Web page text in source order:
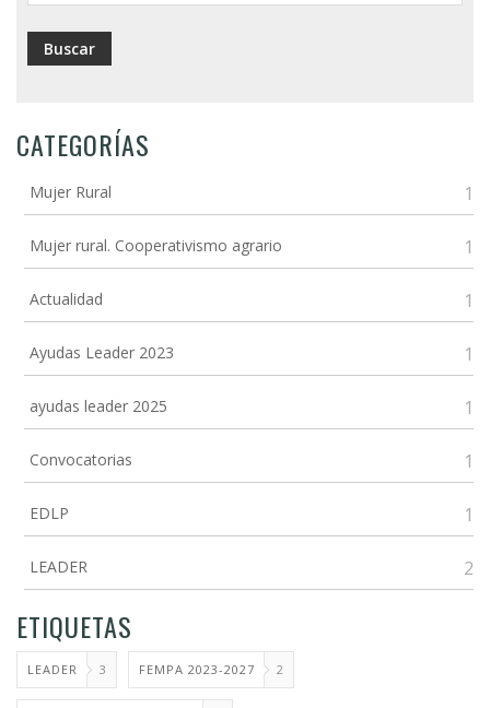
CATEGORÍAS
Mujer Rural 1
Mujer rural. Cooperativismo agrario 1
Actualidad 1
Ayudas Leader 2023 1
ayudas leader 2025 1
Convocatorias 1
EDLP 1
LEADER 2
ETIQUETAS
LEADER 3 FEMPA 2023-2027 2